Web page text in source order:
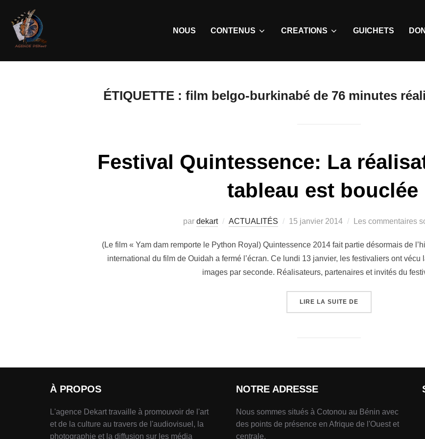
NOUS CONTENUS CREATIONS GUICHETS
ÉTIQUETTE : film belgo-burkinabé de 76 minutes
Festival Quintessence: La
tableau est bouclée
par dekart ACTUALITÉS 15 janvier 2014 Les commentaires
(Le film « Yam dam remporte le Python Royal) Quintessence 2014 fait partie désormais de
international du film de Ouidah a fermé l’écran. Ce lundi 13 janvier, les festivaliers ont
images par seconde. Réalisateurs, partenaires et invités du
LIRE LA SUITE DE
À PROPOS
L'agence Dekart travaille à promouvoir de l'art
et de la culture au travers de l'audiovisuel, la
photographie et la diffusion sur les média
NOTRE ADRESSE
Nous sommes situés à Cotonou au Bénin avec
des points de présence en Afrique de l'Ouest et
centrale.